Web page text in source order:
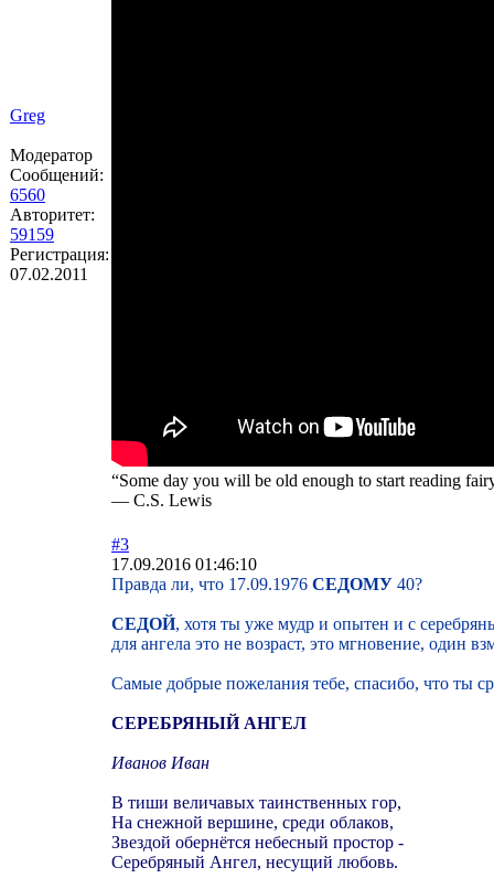
Greg
Модератор
Сообщений:
6560
Авторитет:
59159
Регистрация:
07.02.2011
“Some day you will be old enough to start reading
― C.S. Lewis
#3
17.09.2016 01:46:10
Правда ли, что 17.09.1976 СЕДОМУ 40?
СЕДОЙ, хотя ты уже мудр и опытен и с
для ангела это не возраст, это мгновение, один
Самые добрые пожелания тебе, спасибо, что ты
СЕРЕБРЯНЫЙ АНГЕЛ
Иванов Иван
В тиши величавых таинственных гор,
На снежной вершине, среди облаков,
Звездой обернётся небесный простор -
Серебряный Ангел, несущий любовь.